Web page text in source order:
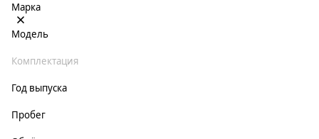
Марка
Модель
Комплектация
Год выпуска
Пробег